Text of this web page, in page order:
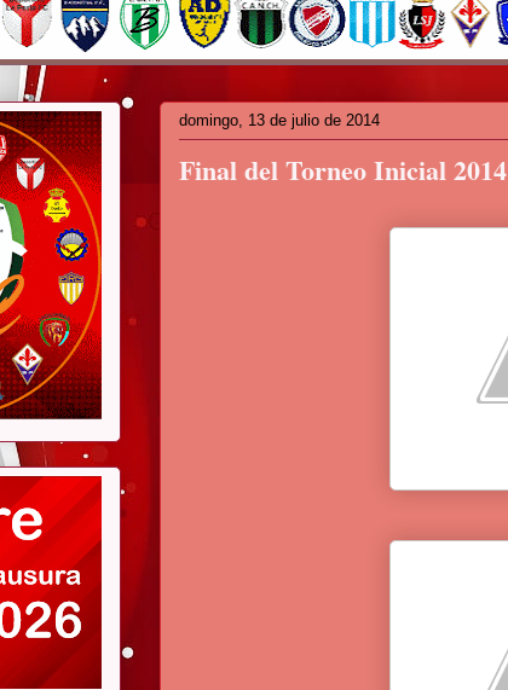
domingo, 13 de julio de 2014
Final del Torneo Inicial 2014